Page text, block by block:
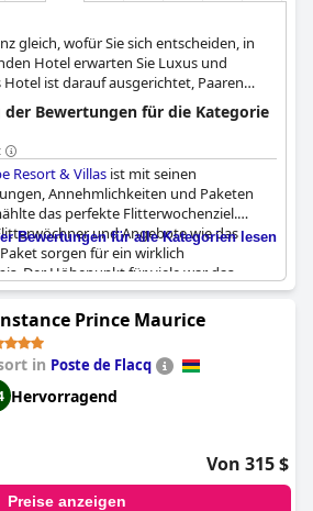
gleich, wofür Sie sich entscheiden, in
Hotel erwarten Sie Luxus und
Hotel ist darauf ausgerichtet, Paaren
zu bieten und wird so zu Ihrem
in dem nur Sie und Ihr Liebster leben.
der Bewertungen für die Kategorie
Resort & Villas ist mit seinen
Annehmlichkeiten und Paketen
das perfekte Flitterwochenziel.
und Angebote wie das
sorgen für ein wirklich
Der Höhepunkt für viele war das
Strand. Auch wenn einige
vielleicht nicht besonders genug waren,
perfekt für eine romantische und
Bewertungen für alle Kategorien lesen
Prince Maurice
in Poste de Flacq
Hervorragend
Von 315 $
Preise anzeigen